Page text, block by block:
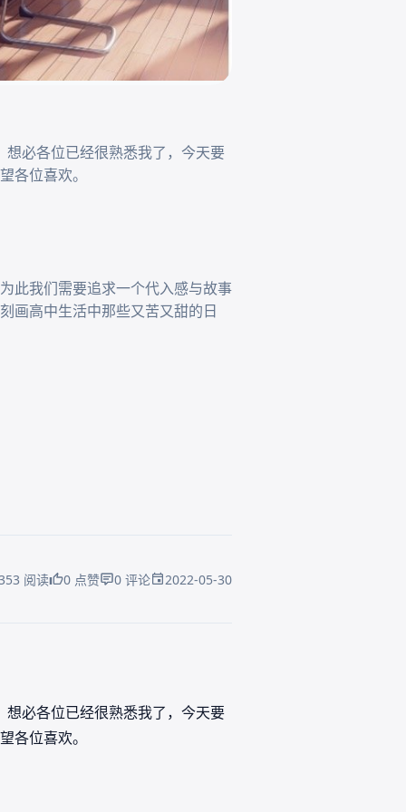
必各位已经很熟悉我了，今天要
各位喜欢。
此我们需要追求一个代入感与故事
画高中生活中那些又苦又甜的日
阅读 0 点赞 0 评论 2022-05-30
必各位已经很熟悉我了，今天要
各位喜欢。